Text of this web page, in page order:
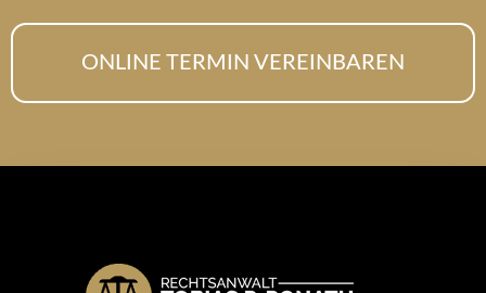
ONLINE TERMIN VEREINBAREN